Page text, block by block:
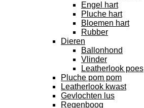
Engel hart
Pluche hart
Bloemen hart
Rubber
Dieren
Ballonhond
Vlinder
Leatherlook poes
Pluche pom pom
Leatherlook kwast
Gevlochten lus
Regenboog